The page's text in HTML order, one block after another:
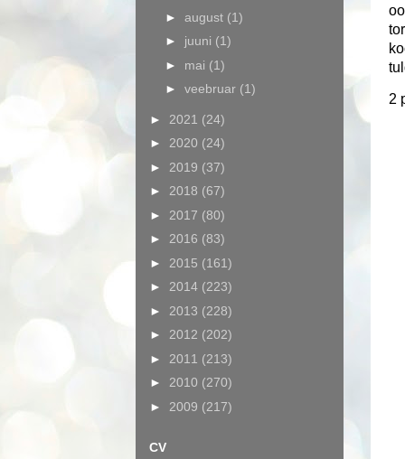
2
► august (1)
► juuni (1)
► mai (1)
► veebruar (1)
► 2021 (24)
► 2020 (24)
► 2019 (37)
► 2018 (67)
► 2017 (80)
► 2016 (83)
► 2015 (161)
► 2014 (223)
► 2013 (228)
► 2012 (202)
► 2011 (213)
► 2010 (270)
► 2009 (217)
CV